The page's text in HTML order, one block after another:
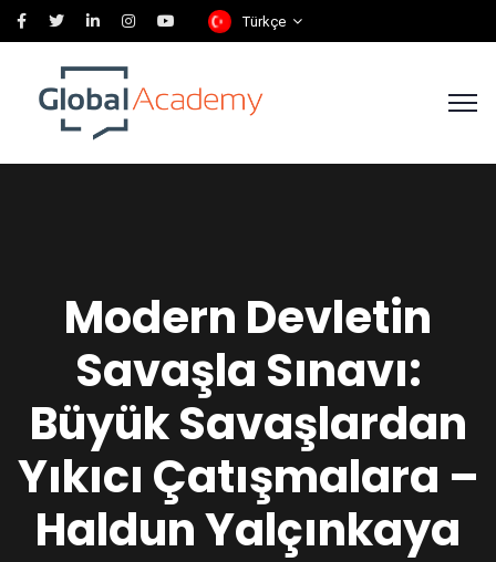
Türkçe
Modern Devletin
Savaşla Sınavı:
Büyük Savaşlardan
Yıkıcı Çatışmalara –
Haldun Yalçınkaya